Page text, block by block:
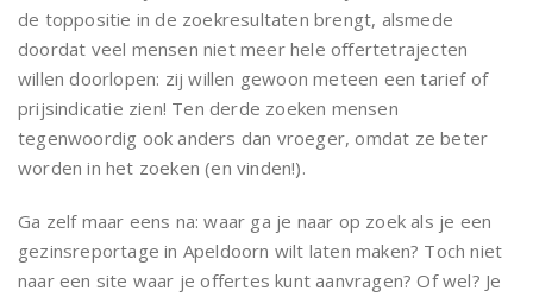
de toppositie in de zoekresultaten brengt, alsmede
doordat veel mensen niet meer hele offertetrajecten
willen doorlopen: zij willen gewoon meteen een tarief of
prijsindicatie zien! Ten derde zoeken mensen
tegenwoordig ook anders dan vroeger, omdat ze beter
worden in het zoeken (en vinden!).
Ga zelf maar eens na: waar ga je naar op zoek als je een
gezinsreportage in Apeldoorn wilt laten maken? Toch niet
naar een site waar je offertes kunt aanvragen? Of wel? Je